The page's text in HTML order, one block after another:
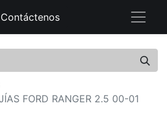
Contáctenos
FORD RANGER 2.5 00-01